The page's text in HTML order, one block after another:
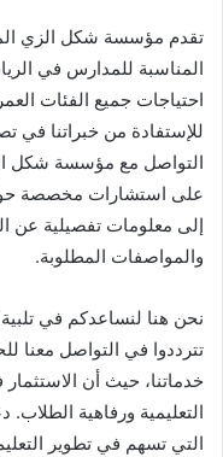
تقدم مؤسسة شكل الزي
المناسبة للمدارس في
احتياجات جميع الفئات
للإستفادة من خبراتنا في
التواصل مع مؤسسة شكل
على استشارات مخصصة حول
إلى معلومات تفصيلية عن
والمواصفات المطلوبة.
نحن هنا لنساعدكم في تلبية
تترددوا في التواصل
خدماتنا، حيث أن
التعليمية ورفاهية
التي تسهم في تطوير